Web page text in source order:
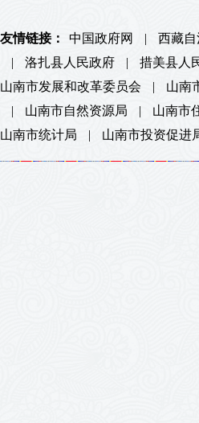
友情链接： 中国政府网 | 西藏自
|
洛扎县人民政府 | 措美县人
山南市发展和改革委员会
| 山南
|
山南市自然资源局 | 山南市
山南市统计局
| 山南市投资促进